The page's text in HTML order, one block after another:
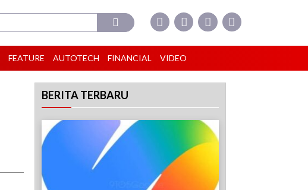
FEATURE AUTOTECH FINANCIAL VIDEO
BERITA TERBARU